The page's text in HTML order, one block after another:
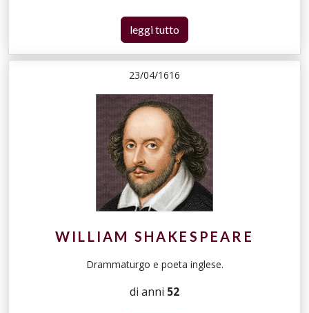
leggi tutto
23/04/1616
WILLIAM SHAKESPEARE
Drammaturgo e poeta inglese.
di anni 52